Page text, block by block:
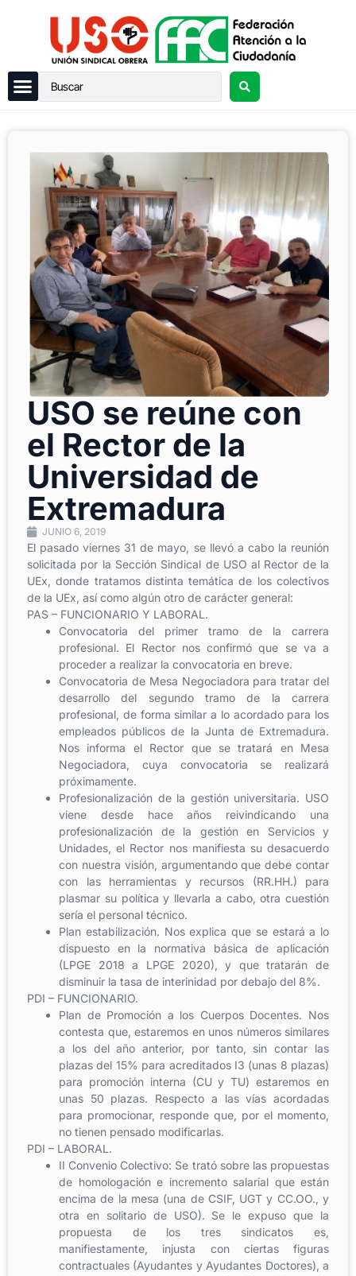
USO se reúne con
el Rector de la
Universidad de
Extremadura
JUNIO 6, 2019
El pasado viernes 31 de mayo, se llevó a cabo la reunión
solicitada por la Sección Sindical de USO al Rector de la
UEx, donde tratamos distinta temática de los colectivos
de la UEx, así como algún otro de carácter general:
PAS – FUNCIONARIO Y LABORAL.
Convocatoria del primer tramo de la carrera
profesional. El Rector nos confirmó que se va a
proceder a realizar la convocatoria en breve.
Convocatoria de Mesa Negociadora para tratar del
desarrollo del segundo tramo de la carrera
profesional, de forma similar a lo acordado para los
empleados públicos de la Junta de Extremadura.
Nos informa el Rector que se tratará en Mesa
Negociadora, cuya convocatoria se realizará
próximamente.
Profesionalización de la gestión universitaria. USO
viene desde hace años reivindicando una
profesionalización de la gestión en Servicios y
Unidades, el Rector nos manifiesta su desacuerdo
con nuestra visión, argumentando que debe contar
con las herramientas y recursos (RR.HH.) para
plasmar su política y llevarla a cabo, otra cuestión
sería el personal técnico.
Plan estabilización. Nos explica que se estará a lo
dispuesto en la normativa básica de aplicación
(LPGE 2018 a LPGE 2020), y que tratarán de
disminuir la tasa de interinidad por debajo del 8%.
PDI – FUNCIONARIO.
Plan de Promoción a los Cuerpos Docentes. Nos
contesta que, estaremos en unos números similares
a los del año anterior, por tanto, sin contar las
plazas del 15% para acreditados I3 (unas 8 plazas)
para promoción interna (CU y TU) estaremos en
unas 50 plazas. Respecto a las vías acordadas
para promocionar, responde que, por el momento,
no tienen pensado modificarlas.
PDI – LABORAL.
II Convenio Colectivo: Se trató sobre las propuestas
de homologación e incremento salarial que están
encima de la mesa (una de CSIF, UGT y CC.OO., y
otra en solitario de USO). Se le expuso que la
propuesta de los tres sindicatos es,
manifiestamente, injusta con ciertas figuras
contractuales (Ayudantes y Ayudantes Doctores), a